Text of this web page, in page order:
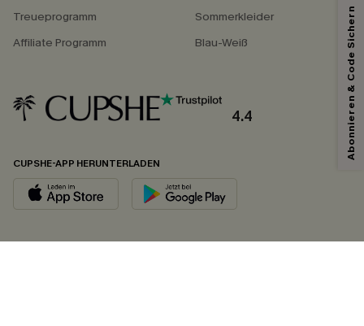
Treueprogramm
Affiliate Programm
Sommerkleider
Blau-Weiß
4.4
CUPSHE-APP HERUNTERLADEN
Abonnieren & Code Sichern